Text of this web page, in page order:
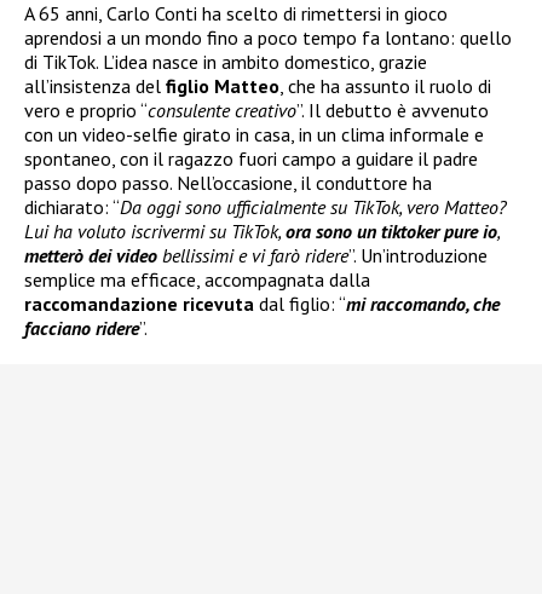
A 65 anni, Carlo Conti ha scelto di rimettersi in gioco
aprendosi a un mondo fino a poco tempo fa lontano: quello
di TikTok. L’idea nasce in ambito domestico, grazie
all’insistenza del figlio Matteo, che ha assunto il ruolo di
vero e proprio “consulente creativo”. Il debutto è avvenuto
con un video-selfie girato in casa, in un clima informale e
spontaneo, con il ragazzo fuori campo a guidare il padre
passo dopo passo. Nell’occasione, il conduttore ha
dichiarato: “Da oggi sono ufficialmente su TikTok, vero Matteo?
Lui ha voluto iscrivermi su TikTok, ora sono un tiktoker pure io,
metterò dei video bellissimi e vi farò ridere”. Un’introduzione
semplice ma efficace, accompagnata dalla
raccomandazione ricevuta dal figlio: “mi raccomando, che
facciano ridere”.